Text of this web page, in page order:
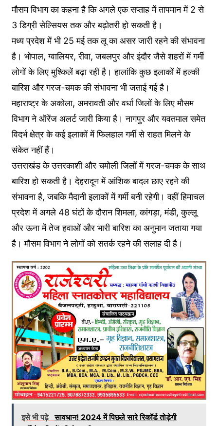
मौसम विभाग का कहना है कि अगले एक सप्ताह में तापमान में 2 से
3 डिग्री सेल्सियस तक और बढ़ोतरी हो सकती है।
मध्य प्रदेश में भी 25 मई तक लू का असर जारी रहने की संभावना
है। भोपाल, ग्वालियर, रीवा, जबलपुर और इंदौर जैसे शहरों में गर्मी
लोगों के लिए मुश्किलें बढ़ा रही है। हालांकि कुछ इलाकों में हल्की
बारिश और गरज-चमक की संभावना भी जताई गई है।
महाराष्ट्र के अकोला, अमरावती और वर्धा जिलों के लिए मौसम
विभाग ने ऑरेंज अलर्ट जारी किया है। नागपुर और यवतमाल समेत
विदर्भ क्षेत्र के कई इलाकों में फिलहाल गर्मी से राहत मिलने के
संकेत नहीं हैं।
उत्तराखंड के उत्तरकाशी और चमोली जिलों में गरज-चमक के साथ
बारिश हो सकती है। देहरादून में आंशिक बादल छाए रहने की
संभावना है, जबकि मैदानी इलाकों में गर्मी बनी रहेगी। वहीं हिमाचल
प्रदेश में अगले 48 घंटों के दौरान शिमला, कांगड़ा, मंडी, कुल्लू
और ऊना में तेज हवाओं और भारी बारिश का अनुमान जताया गया
है। मौसम विभाग ने लोगों को सतर्क रहने की सलाह दी है।
इसे भी पढ़े सावधान! 2024 में पिछले सारे रिकॉर्ड तोड़ेगी